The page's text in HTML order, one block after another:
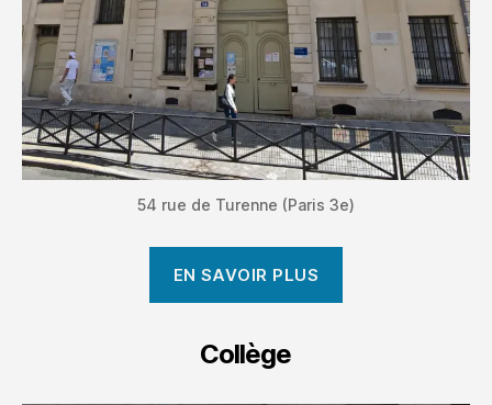
54 rue de Turenne (Paris 3e)
EN SAVOIR PLUS
Collège